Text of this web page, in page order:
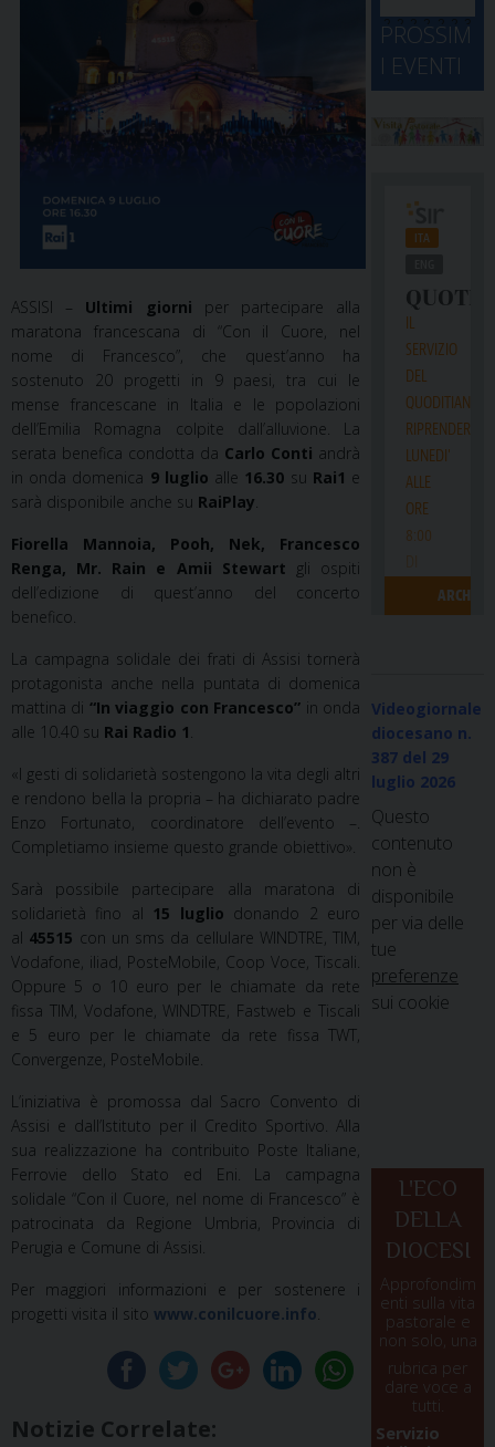
ASSISI – Ultimi giorni per partecipare alla
maratona francescana di “Con il Cuore, nel
nome di Francesco”, che quest’anno ha
sostenuto 20 progetti in 9 paesi, tra cui le
mense francescane in Italia e le popolazioni
dell’Emilia Romagna colpite dall’alluvione. La
serata benefica condotta da Carlo Conti andrà
in onda domenica 9 luglio alle 16.30 su Rai1 e
sarà disponibile anche su RaiPlay.
Fiorella Mannoia, Pooh, Nek, Francesco
Renga, Mr. Rain e Amii Stewart gli ospiti
dell’edizione di quest’anno del concerto
benefico.
La campagna solidale dei frati di Assisi tornerà
protagonista anche nella puntata di domenica
mattina di “In viaggio con Francesco” in onda
alle 10.40 su Rai Radio 1.
«I gesti di solidarietà sostengono la vita degli altri
e rendono bella la propria – ha dichiarato padre
Enzo Fortunato, coordinatore dell’evento –.
Completiamo insieme questo grande obiettivo».
Sarà possibile partecipare alla maratona di
solidarietà fino al 15 luglio donando 2 euro
al 45515 con un sms da cellulare WINDTRE, TIM,
Vodafone, iliad, PosteMobile, Coop Voce, Tiscali.
Oppure 5 o 10 euro per le chiamate da rete
fissa TIM, Vodafone, WINDTRE, Fastweb e Tiscali
e 5 euro per le chiamate da rete fissa TWT,
Convergenze, PosteMobile.
L’iniziativa è promossa dal Sacro Convento di
Assisi e dall’Istituto per il Credito Sportivo. Alla
sua realizzazione ha contribuito Poste Italiane,
Ferrovie dello Stato ed Eni. La campagna
solidale “Con il Cuore, nel nome di Francesco” è
patrocinata da Regione Umbria, Provincia di
Perugia e Comune di Assisi.
Per maggiori informazioni e per sostenere i
progetti visita il sito www.conilcuore.info.
Notizie Correlate:
2
4
2
5
2
6
2
7
2
8
2
9
3
0
3
1 1 2 3 4 5 6
PROSSIM
I EVENTI
Videogiornale
diocesano n.
387 del 29
luglio 2026
Questo
contenuto
non è
disponibile
per via delle
tue
preferenze
sui cookie
L'ECO
DELLA
DIOCESI
Approfondim
enti sulla vita
pastorale e
non solo, una
rubrica per
dare voce a
tutti.
Servizio